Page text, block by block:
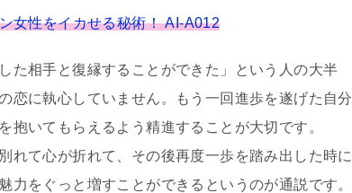
女性をイカせる秘術！ AI-A012
した相手と復縁することができた」という人の大半
恋に執心していません。もう一回進歩を遂げた自分
抱いてもらえるよう精進することが大切です。
れて心が折れて、その後再度一歩を踏み出した時に
力をぐっと増すことができるというのが通説です。